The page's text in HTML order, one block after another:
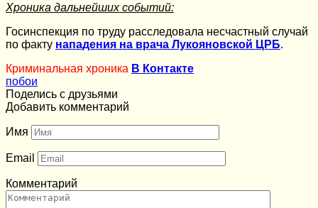
Хроника дальнейших событий:
Госинспекция по труду расследовала несчастный случай
по факту нападения на врача Лукояновской ЦРБ.
Криминальная хроника В Контакте
побои
Поделись с друзьями
Добавить комментарий
Имя
Email
Комментарий